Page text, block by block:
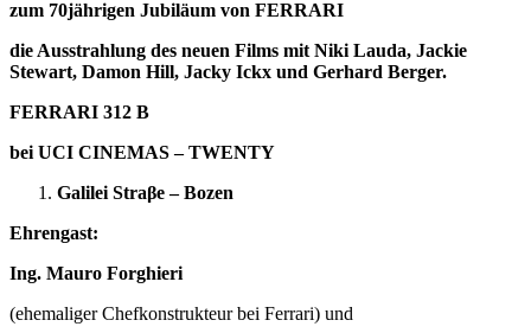
zum 70jährigen Jubiläum von FERRARI
die Ausstrahlung des neuen Films mit Niki Lauda, Jackie
Stewart, Damon Hill, Jacky Ickx und Gerhard Berger.
FERRARI 312 B
bei UCI CINEMAS – TWENTY
Galilei Straβe – Bozen
Ehrengast:
Ing. Mauro Forghieri
(ehemaliger Chefkonstrukteur bei Ferrari) und